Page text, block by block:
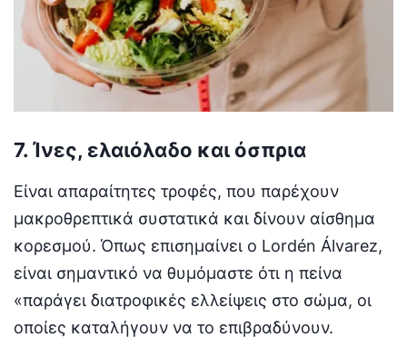
7. Ίνες, ελαιόλαδο και όσπρια
Είναι απαραίτητες τροφές, που παρέχουν
μακροθρεπτικά συστατικά και δίνουν αίσθημα
κορεσμού. Όπως επισημαίνει ο Lordén Álvarez,
είναι σημαντικό να θυμόμαστε ότι η πείνα
«παράγει διατροφικές ελλείψεις στο σώμα, οι
οποίες καταλήγουν να το επιβραδύνουν.